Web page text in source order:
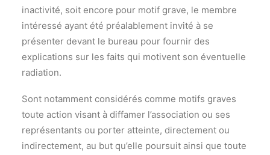
inactivité, soit encore pour motif grave, le membre
intéressé ayant été préalablement invité à se
présenter devant le bureau pour fournir des
explications sur les faits qui motivent son éventuelle
radiation.
Sont notamment considérés comme motifs graves
toute action visant à diffamer l’association ou ses
représentants ou porter atteinte, directement ou
indirectement, au but qu’elle poursuit ainsi que toute